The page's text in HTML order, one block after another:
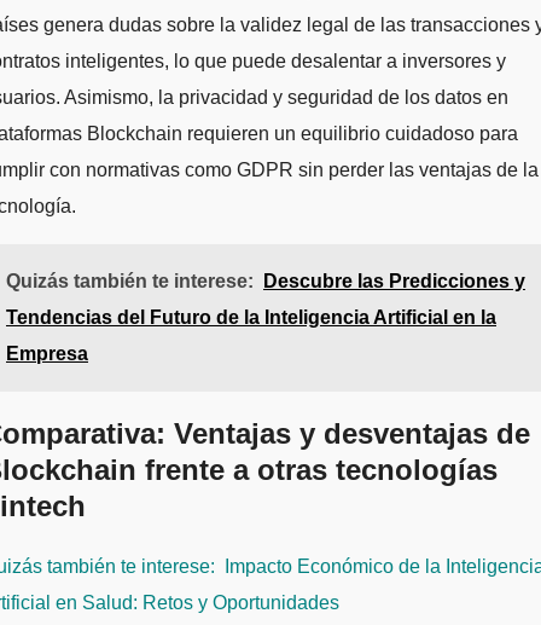
genera dudas sobre la validez legal de las transacciones
inteligentes, lo que puede desalentar a inversores y
Asimismo, la privacidad y seguridad de los datos en
Blockchain requieren un equilibrio cuidadoso para
con normativas como GDPR sin perder las ventajas de la
Quizás también te interese:
Descubre las Predicciones y
Tendencias del Futuro de la Inteligencia Artificial en la
Empresa
Ventajas y desventajas de
frente a otras tecnologías
también te interese:
Impacto Económico de la
en Salud: Retos y Oportunidades